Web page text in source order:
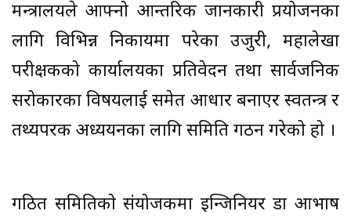
मन्त्रालयले आफ्नो आन्तरिक जानकारी प्रयोजनका
लागि विभिन्न निकायमा परेका उजुरी, महालेखा
परीक्षकको कार्यालयका प्रतिवेदन तथा सार्वजनिक
सरोकारका विषयलाई समेत आधार बनाएर स्वतन्त्र र
तथ्यपरक अध्ययनका लागि समिति गठन गरेको हो ।
गठित समितिको संयोजकमा इन्जिनियर डा आभाष